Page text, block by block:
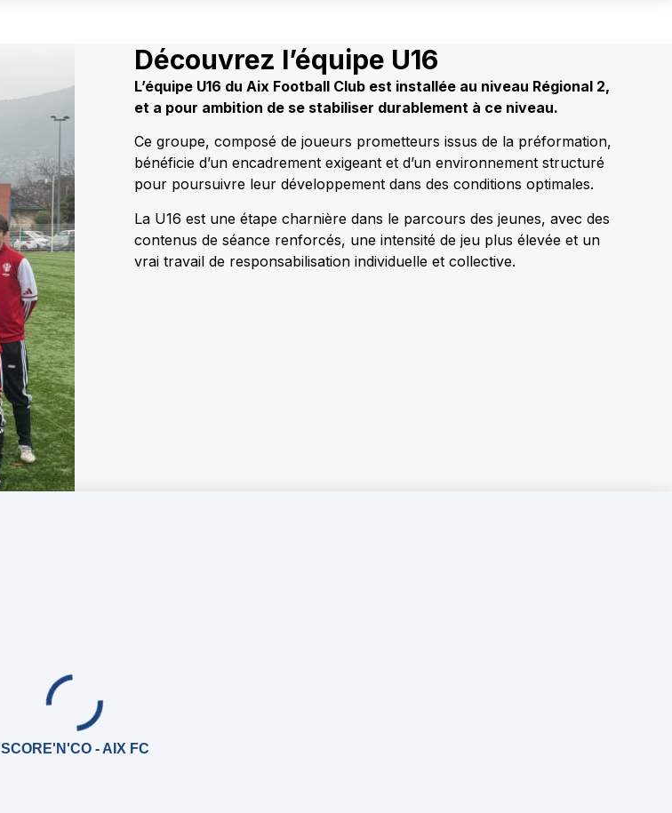
Découvrez l’équipe U16
L’équipe U16 du Aix Football Club est installée au niveau Régional 2,
et a pour ambition de se stabiliser durablement à ce niveau.
Ce groupe, composé de joueurs prometteurs issus de la préformation,
bénéficie d’un encadrement exigeant et d’un environnement structuré
pour poursuivre leur développement dans des conditions optimales.
La U16 est une étape charnière dans le parcours des jeunes, avec des
contenus de séance renforcés, une intensité de jeu plus élevée et un
vrai travail de responsabilisation individuelle et collective.
SCORE'N'CO - AIX FC